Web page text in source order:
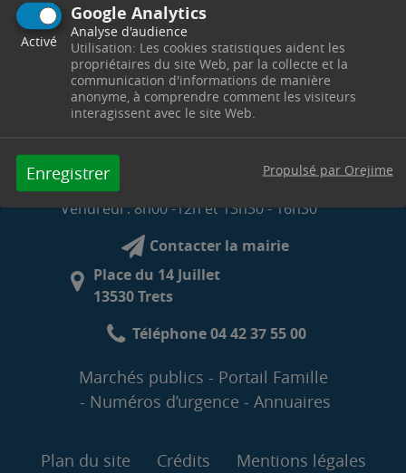
Google Analytics
Activé
Analyse d'audience
Utilisation: Les cookies statistiques aident les
propriétaires du site Web, par la collecte et la
communication d'informations de manière
anonyme, à comprendre comment les visiteurs
interagissent avec le site Web.
Enregistrer Propulsé par Orejime
HORAIRES D'OUVERTURE DE LA MAIRIE
Mardi, mercredi et jeudi : 8h00 -12h00
et 13h30 -17h30
Vendredi : 8h00 -12h et 13h30 - 16h30
Contacter la mairie
Place du 14 Juillet
13530 Trets
Téléphone 04 42 37 55 00
Marchés publics
Portail Famille
Numéros d’urgence
Annuaires
Plan du site Crédits Mentions légales